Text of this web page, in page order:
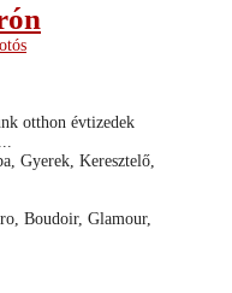
otthon évtizedek
Gyerek, Keresztelő,
Boudoir, Glamour,